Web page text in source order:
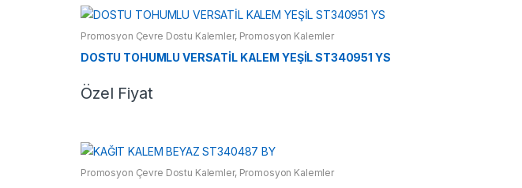
Promosyon Çevre Dostu Kalemler, Promosyon Kalemler
DOSTU TOHUMLU VERSATİL KALEM YEŞİL ST340951 YS
Özel Fiyat
Promosyon Çevre Dostu Kalemler, Promosyon Kalemler